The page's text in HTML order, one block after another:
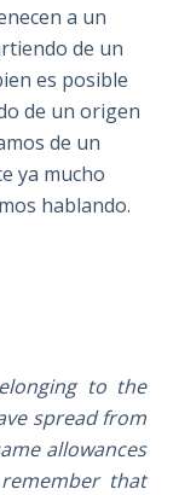
a un
de un
es posible
de un origen
de un
ya mucho
hablando.
to the
spread from
allowances
that